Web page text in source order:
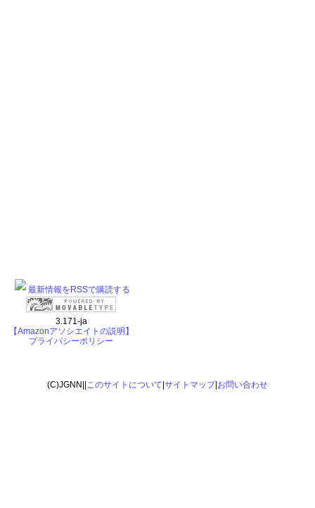
最新情報をRSSで購読する
3.171-ja
【Amazonアソシエイトの説明】
プライバシーポリシー
(C)JGNN|| このサイトについて サイトマップ| お問い合わせ